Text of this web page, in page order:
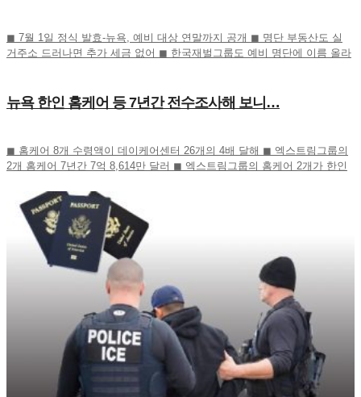
◼ 7월 1일 정식 발효-뉴욕, 예비 대상 연말까지 공개 ◼ 명단 부동산도 실
거주소 드러나면 추가 세금 없어 ◼ 한국재벌그룹도 예비 명단에 이름 올라
뉴욕 한인 홈케어 등 7년간 전수조사해 보니…
◼ 홈케어 8개 수령액이 데이케어센터 26개의 4배 달해 ◼ 엑스트림그룹의
2개 홈케어 7년간 7억 8,614만 달러 ◼ 엑스트림그룹의 홈케어 2개가 한인